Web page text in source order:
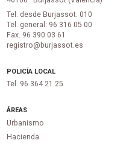
Tel. desde Burjassot: 010
Tel. general: 96 316 05 00
Fax. 96 390 03 61
registro@burjassot.es
POLICÍA LOCAL
Tel. 96 364 21 25
ÁREAS
Urbanismo
Hacienda